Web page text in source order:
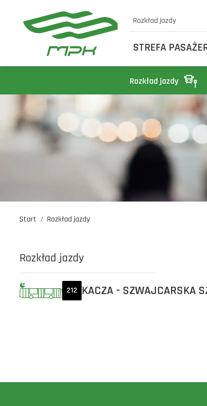
Rozkład jazdy
STREFA
Rozkład jazdy
Start Rozkład jazdy
Rozkład jazdy
212 KACZA - SZWAJCARSKA